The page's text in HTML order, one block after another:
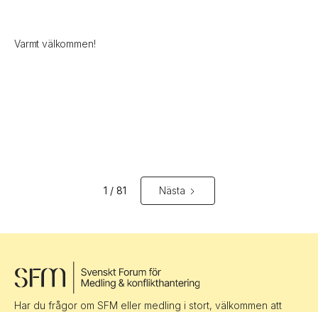
Varmt välkommen!
1 / 81 Nästa
Har du frågor om SFM eller medling i stort, välkommen att